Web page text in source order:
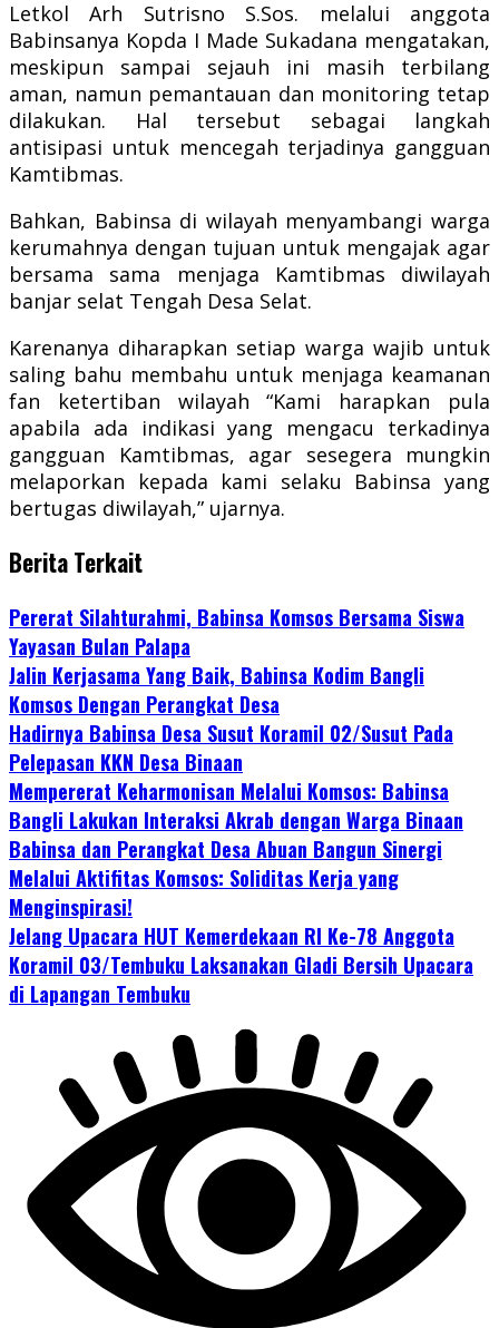
Letkol Arh Sutrisno S.Sos. melalui anggota
Babinsanya Kopda I Made Sukadana mengatakan,
meskipun sampai sejauh ini masih terbilang
aman, namun pemantauan dan monitoring tetap
dilakukan. Hal tersebut sebagai langkah
antisipasi untuk mencegah terjadinya gangguan
Kamtibmas.
Bahkan, Babinsa di wilayah menyambangi warga
kerumahnya dengan tujuan untuk mengajak agar
bersama sama menjaga Kamtibmas diwilayah
banjar selat Tengah Desa Selat.
Karenanya diharapkan setiap warga wajib untuk
saling bahu membahu untuk menjaga keamanan
fan ketertiban wilayah “Kami harapkan pula
apabila ada indikasi yang mengacu terkadinya
gangguan Kamtibmas, agar sesegera mungkin
melaporkan kepada kami selaku Babinsa yang
bertugas diwilayah,” ujarnya.
Berita Terkait
Pererat Silahturahmi, Babinsa Komsos Bersama Siswa
Yayasan Bulan Palapa
Jalin Kerjasama Yang Baik, Babinsa Kodim Bangli
Komsos Dengan Perangkat Desa
Hadirnya Babinsa Desa Susut Koramil 02/Susut Pada
Pelepasan KKN Desa Binaan
Mempererat Keharmonisan Melalui Komsos: Babinsa
Bangli Lakukan Interaksi Akrab dengan Warga Binaan
Babinsa dan Perangkat Desa Abuan Bangun Sinergi
Melalui Aktifitas Komsos: Soliditas Kerja yang
Menginspirasi!
Jelang Upacara HUT Kemerdekaan RI Ke-78 Anggota
Koramil 03/Tembuku Laksanakan Gladi Bersih Upacara
di Lapangan Tembuku